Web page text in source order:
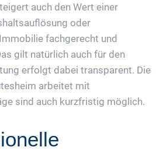
auch den Wert einer
oder
fachgerecht und
gilt natürlich auch für den
erfolgt dabei transparent. Die
arbeitet mit
sind auch kurzfristig möglich.